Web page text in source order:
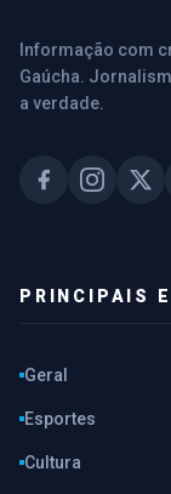
Informação com
Gaúcha.
a verdade.
PRINCIPAIS
Geral
Esportes
Cultura